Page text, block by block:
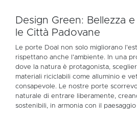
Design Green: Bellezza
le Città Padovane
Le porte Doal non solo migliorano
rispettano anche l'ambiente. In una
dove la natura è protagonista,
materiali riciclabili come alluminio e
consapevole. Le nostre porte
naturale di entrare liberamente,
sostenibili, in armonia con il